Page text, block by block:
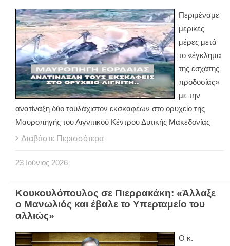
Περιμέναμε
μερικές
μέρες μετά
το «έγκλημα
της εσχάτης
προδοσίας»
με την
ανατίναξη δύο τουλάχιστον εκσκαφέων στο ορυχείο της
Μαυροπηγής του Λιγνιτικού Κέντρου Δυτικής Μακεδονίας
Διαβάστε Περισσότερα
23 Ιούνιος 2026
Κουκουλόπουλος σε Πιερρακάκη: «Άλλαξε
ο Μανωλιός και έβαλε το Υπερταμείο του
αλλιώς»
Ο κ.